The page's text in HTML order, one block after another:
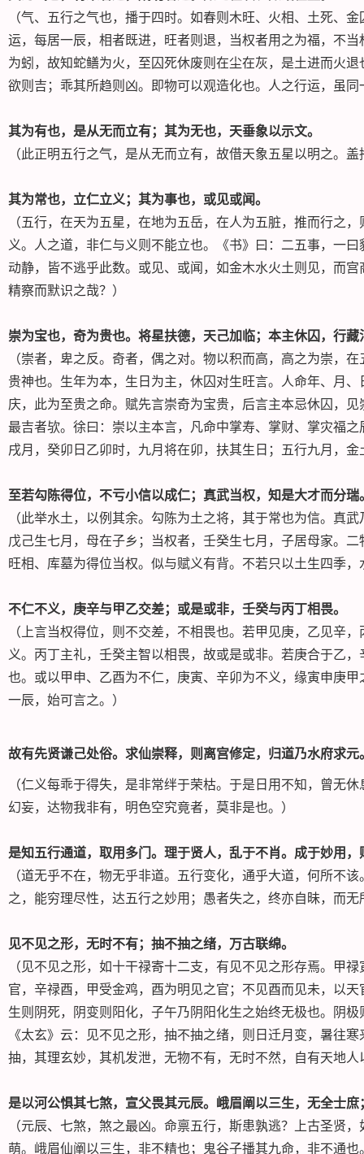
（气、五行之气也，播于四时。如春则木旺、火相、土死、
运，每居一辰，相者既进，旺者则退，当权者用之为福，不
为蚓，故知蛇鳝为火，至囚死休废则在尘在灰，是土进而火
欲则吉；乖其所趋则凶。即物可以观造化也。人之行运，虽
其为有也，是从无而立有；其为无也，天垂象以示文。
（此正明五行之气，是从无而立有，故借天象五星以明之。
其为常也，立仁立义；其为事也，或见或闻。
（五行，在天为五星，在地为五岳，在人为五脏，推而行之
义。人之道，非仁与义则不能立也。《书》曰：二五事，一
动静，皆不逃乎此数。或见、或闻，如金木水火土则见，而
精察而默识之哉？）
崇为宝也，奇为贵也。将星扶德，天己加临；本主休囚，行藏
（崇者，卑之反。奇者，偶之对。物以积而高，高之为崇，
贵神也。生年为本，生日为主，休囚对生旺言。人命年、月
庆，此为至贵之命。赋先言崇奇为宝贵，后言主本忌休囚，
最吉者欤。徐曰：崇以主本言，凡命中掌寿、掌财、掌灾福
戌月，癸卯日乙卯时，九月将在卯，扶其生日；五行九月，
至若勾陈得位，不亏小信以成仁；真武当权，知是大才而分瑞
（此举水土，以例其余。勾陈为土之将，其于常也为信。真
戊己生七月，母在子乡；当权者，壬癸生七月，子居母家。
旺相、库墓为得位当权。似与赋义有背。不若只以土生四季
不仁不义，庚辛与甲乙交差；或是或非，壬癸与丙丁相畏。
（上言当权得位，则不交差，不相畏也。若甲见庚，乙见辛
义。丙丁主礼，壬癸主智以相畏，故或是或非。若庚合于乙
也。或以甲申、乙酉为不仁，庚寅、辛卯为不义，缘寅申庚
一辰，始可言之。）
故有先贤谦己处俗。求仙崇释，则离宫修定，归道乃水府求元
（仁义每乖于得失，是非常绊于荣枯。于是日用不知，曾无
幻妄，达物我非有，明色空究竟者，莫非是也。）
是知五行通道，取用多门。理于贤人，乱于不肖。成于妙用，
（道无乎不在，物无乎非道。五行变化，通乎大道，何所不
之，能穷理尽性，达五行之妙用；愚者失之，终亦自昧，而
见不见之形，无时不有；抽不抽之绪，万古联绵。
（见不见之形，如十干禄寄十二支，有见不见之形存焉。甲
官，辛禄酉，甲受金鸡，酉为明见之官；不见酉而见未，以
生则阴死，阴变则阳化，子午乃阴阳化生之始终无极也。阴
《太玄》云：见不见之形，抽不抽之绪，则日迁月变，暑往
抽，其理玄妙，其机发泄，无物不有，无时不然，自有天地
是以河公惧其七煞，宣父畏其元辰。峨眉阐以三生，无全士
（元辰、七煞，煞之最凶。命禀五行，斯患孰逃？上古圣贤
萌。峨眉仙阐以三生，非不精也；鬼谷子播其九命，非不通